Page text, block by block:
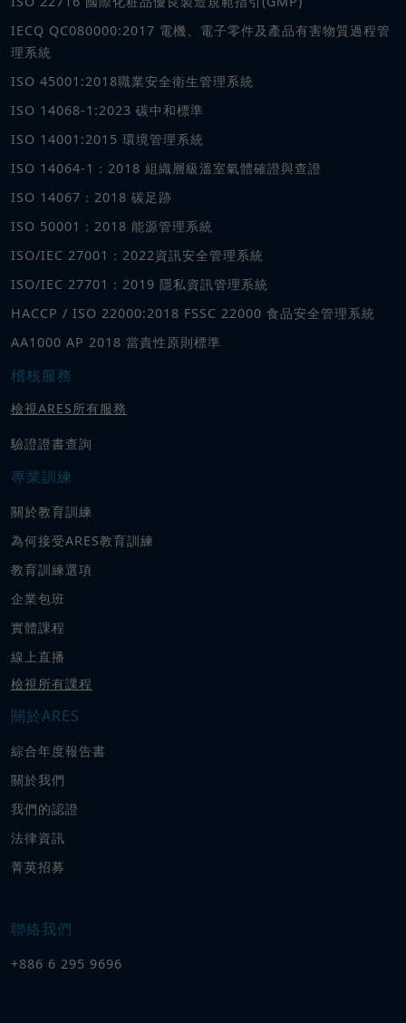
IECQ QC080000:2017 電機、電子零件及產品有害物質過程管
理系統
ISO 45001:2018職業安全衛生管理系統
ISO 14068-1:2023 碳中和標準
ISO 14001:2015 環境管理系統
ISO 14064-1：2018 組織層級溫室氣體確證與查證
ISO 14067：2018 碳足跡
ISO 50001：2018 能源管理系統
ISO/IEC 27001：2022資訊安全管理系統
ISO/IEC 27701：2019 隱私資訊管理系統
HACCP / ISO 22000:2018 FSSC 22000 食品安全管理系統
AA1000 AP 2018 當責性原則標準
稽核服務
檢視ARES所有服務
驗證證書查詢
專業訓練
關於教育訓練
為何接受ARES教育訓練
教育訓練選項
企業包班
實體課程
線上直播
檢視所有課程
關於ARES
綜合年度報告書
關於我們
我們的認證
法律資訊
菁英招募
聯絡我們
+886 6 295 9696